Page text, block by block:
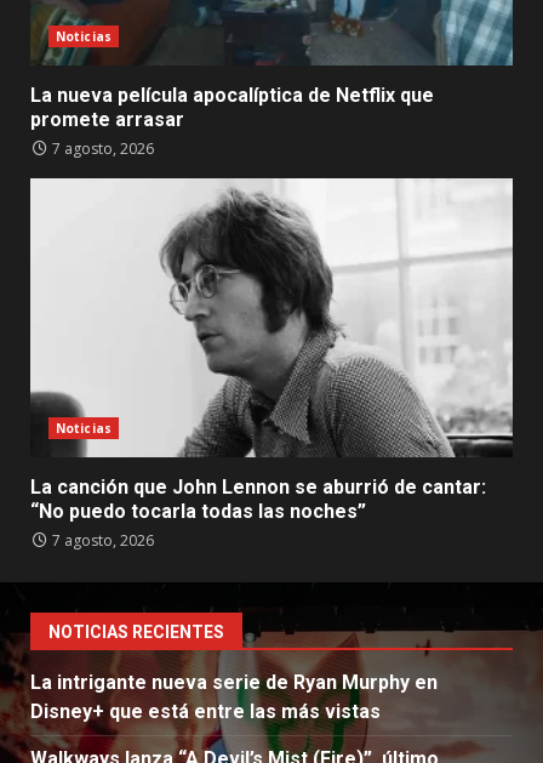
Noticias
La nueva película apocalíptica de Netflix que
promete arrasar
7 agosto, 2026
Noticias
La canción que John Lennon se aburrió de cantar:
“No puedo tocarla todas las noches”
7 agosto, 2026
NOTICIAS RECIENTES
La intrigante nueva serie de Ryan Murphy en
Disney+ que está entre las más vistas